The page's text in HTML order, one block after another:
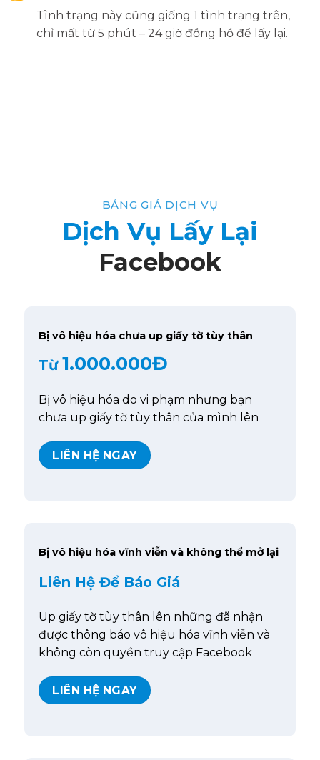
Tình trạng này cũng giống 1 tình trạng trên,
chỉ mất từ 5 phút – 24 giờ đồng hồ để lấy lại.
BẢNG GIÁ DỊCH VỤ
Dịch Vụ Lấy Lại
Facebook
Bị vô hiệu hóa chưa up giấy tờ tùy thân
Từ 1.000.000Đ
Bị vô hiệu hóa do vi phạm nhưng bạn
chưa up giấy tờ tùy thân của mình lên
LIÊN HỆ NGAY
Bị vô hiệu hóa vĩnh viễn và không thể mở lại
Liên Hệ Để Báo Giá
Up giấy tờ tùy thân lên những đã nhận
được thông báo vô hiệu hóa vĩnh viễn và
không còn quyền truy cập Facebook
LIÊN HỆ NGAY